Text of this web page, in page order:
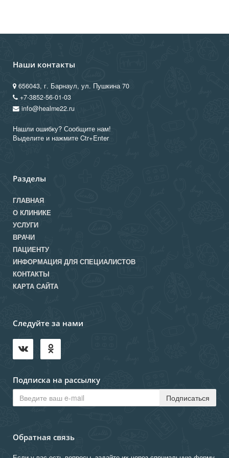
Наши контакты
656043, г. Барнаул, ул. Пушкина 70
+7-3852-56-01-03
info@healme22.ru
Нашли ошибку? Сообщите нам!
Выделите и нажмите Ctr+Enter
Разделы
ГЛАВНАЯ
О КЛИНИКЕ
УСЛУГИ
ВРАЧИ
ПАЦИЕНТУ
ИНФОРМАЦИЯ ДЛЯ СПЕЦИАЛИСТОВ
КОНТАКТЫ
КАРТА САЙТА
Следуйте за нами
Подписка на рассылку
Обратная связь